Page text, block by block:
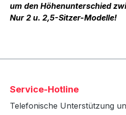
um den Höhenunterschied
Nur 2 u. 2,5-Sitzer-Modelle!
Service-Hotline
Telefonische Unterstützung